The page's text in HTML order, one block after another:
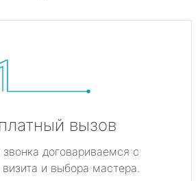
вызов
договариваемся с
и выбора мастера.